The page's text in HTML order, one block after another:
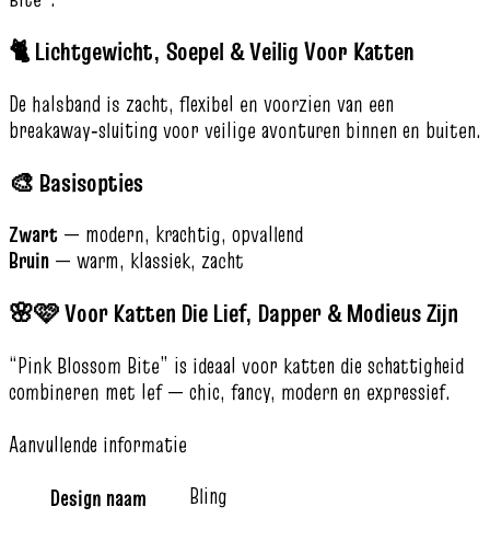
🐈 Lichtgewicht, Soepel & Veilig Voor Katten
De halsband is zacht, flexibel en voorzien van een
breakaway‑sluiting voor veilige avonturen binnen en buiten.
🎨 Basisopties
Zwart — modern, krachtig, opvallend
Bruin — warm, klassiek, zacht
🌸🩷 Voor Katten Die Lief, Dapper & Modieus Zijn
“Pink Blossom Bite” is ideaal voor katten die schattigheid
combineren met lef — chic, fancy, modern en expressief.
Aanvullende informatie
Design naam
Bling